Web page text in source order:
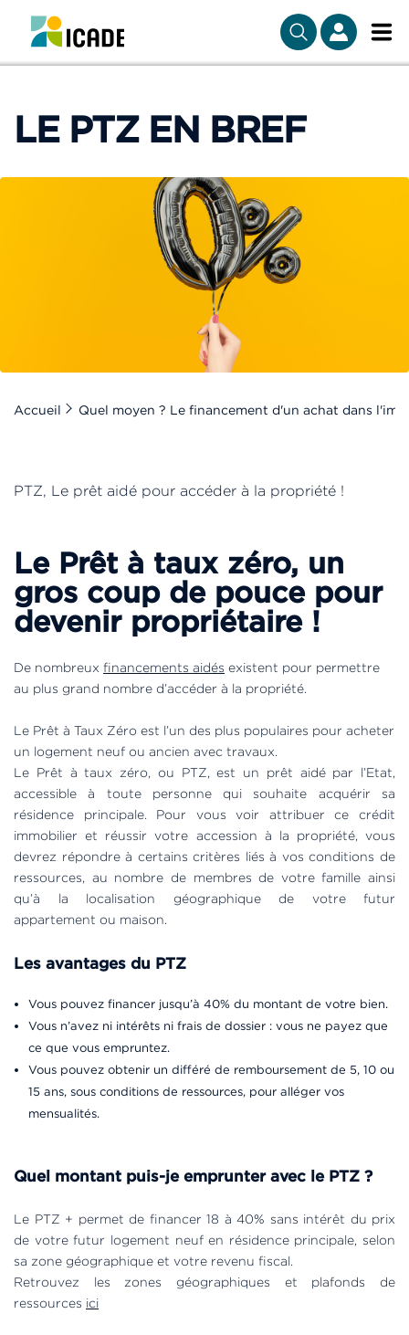
LE PTZ EN BREF
Accueil Quel moyen ? Le financement d'un achat dans
PTZ, Le prêt aidé pour accéder à la propriété !
Le Prêt à taux zéro, un
gros coup de pouce pour
devenir propriétaire !
De nombreux financements aidés existent pour permettre
au plus grand nombre d’accéder à la propriété.
Le Prêt à Taux Zéro est l’un des plus populaires pour acheter
un logement neuf ou ancien avec travaux.
Le Prêt à taux zéro, ou PTZ, est un prêt aidé par l’Etat,
accessible à toute personne qui souhaite acquérir sa
résidence principale. Pour vous voir attribuer ce crédit
immobilier et réussir votre accession à la propriété, vous
devrez répondre à certains critères liés à vos conditions de
ressources, au nombre de membres de votre famille ainsi
qu’à la localisation géographique de votre futur
appartement ou maison.
Les avantages du PTZ
Vous pouvez financer jusqu’à 40% du montant de votre bien.
Vous n’avez ni intérêts ni frais de dossier : vous ne payez que
ce que vous empruntez.
Vous pouvez obtenir un différé de remboursement de 5, 10 ou
15 ans, sous conditions de ressources, pour alléger vos
mensualités.
Quel montant puis-je emprunter avec le PTZ ?
Le PTZ + permet de financer 18 à 40% sans intérêt du prix
de votre futur logement neuf en résidence principale, selon
sa zone géographique et votre revenu fiscal.
Retrouvez les zones géographiques et plafonds de
ressources ici